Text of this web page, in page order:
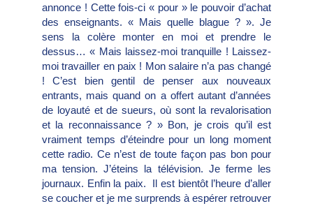
annonce ! Cette fois-ci « pour » le pouvoir d’achat
des enseignants. « Mais quelle blague ? ». Je
sens la colère monter en moi et prendre le
dessus… « Mais laissez-moi tranquille ! Laissez-
moi travailler en paix ! Mon salaire n’a pas changé
! C’est bien gentil de penser aux nouveaux
entrants, mais quand on a offert autant d’années
de loyauté et de sueurs, où sont la revalorisation
et la reconnaissance ? » Bon, je crois qu’il est
vraiment temps d’éteindre pour un long moment
cette radio. Ce n’est de toute façon pas bon pour
ma tension. J’éteins la télévision. Je ferme les
journaux. Enfin la paix. Il est bientôt l’heure d’aller
se coucher et je me surprends à espérer retrouver